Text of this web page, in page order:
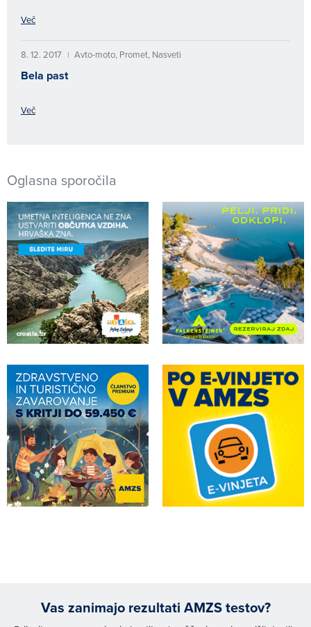
Več
8. 12. 2017 | Avto-moto, Promet, Nasveti
Bela past
Več
Oglasna sporočila
Vas zanimajo rezultati AMZS testov?